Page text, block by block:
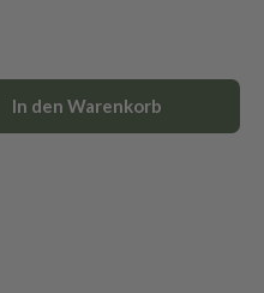
In den Warenkorb